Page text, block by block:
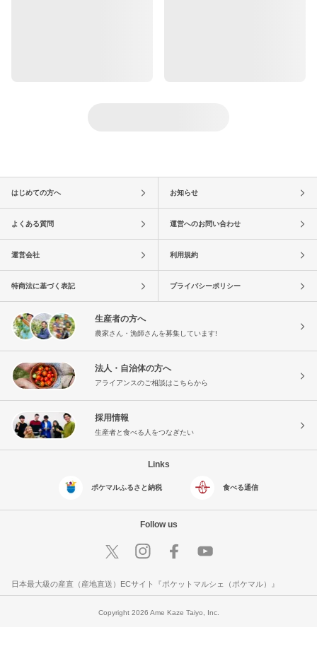
はじめての方へ お知らせ
よくある質問 運営へのお問い合わせ
運営会社 利用規約
特商法に基づく表記 プライバシーポリシー
生産者の方へ
農家さん・漁師さんを募集しています!
法人・自治体の方へ
アライアンスのご相談はこちらから
採用情報
生産者と食べる人をつなぎたい
Links
ポケマルふるさと納税 食べる通信
Follow us
日本最大級の産直（産地直送）ECサイト『ポケットマルシェ（ポケマル）』
Copyright 2026 Ame Kaze Taiyo, Inc.